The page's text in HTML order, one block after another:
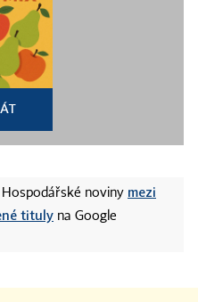
Hospodářské noviny mezi
tituly na Google